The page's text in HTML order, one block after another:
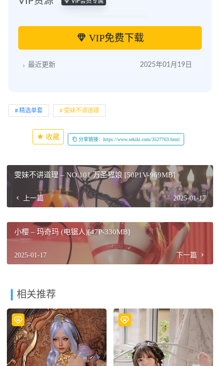
VIP免费下载
最近更新 2025年01月19日
精选单套 雯妹不讲道理
收藏 分享链接：https://www.sekiki.com/3527763.html
雯妹不讲道理 – NO.101 万圣猫娘 [50P1V-969MB]
上一篇 2025-01-17
小樱 – 玛奇玛 (电锯人)[47P-330MB]
2025-01-17 下一篇
相关推荐